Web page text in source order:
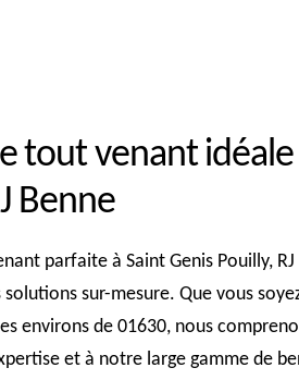
tout venant idéale
Benne
parfaite à Saint Genis Pouilly, RJ
sur-mesure. Que vous
environs de 01630, nous
et à notre large gamme de